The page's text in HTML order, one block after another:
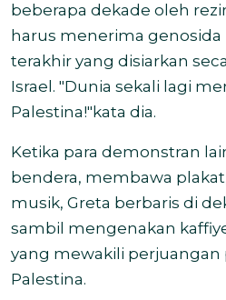
beberapa dekade oleh
harus menerima
terakhir yang disiarkan
Israel. "Dunia sekali lagi
Palestina!"kata dia.
Ketika para demonstran
bendera, membawa
musik, Greta berbaris di
sambil mengenakan
yang mewakili perjuangan
Palestina.